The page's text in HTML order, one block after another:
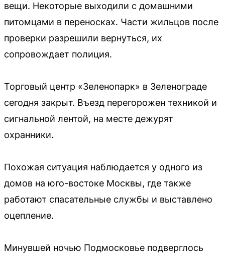
вещи. Некоторые выходили с домашними
питомцами в переносках. Части жильцов после
проверки разрешили вернуться, их
сопровождает полиция.
Торговый центр «Зеленопарк» в Зеленограде
сегодня закрыт. Въезд перегорожен техникой и
сигнальной лентой, на месте дежурят
охранники.
Похожая ситуация наблюдается у одного из
домов на юго-востоке Москвы, где также
работают спасательные службы и выставлено
оцепление.
Минувшей ночью Подмосковье подверглось